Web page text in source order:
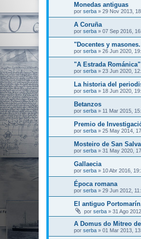
Monedas antiguas
por serba » 29 Nov 2013,
A Coruña
por serba » 07 Sep 2016,
"Docentes y
por serba » 26 Jun 2020,
"A Estrada Románica"
por serba » 23 Jun 2020,
La historia del
por serba » 18 Jun 2020,
Betanzos
por serba » 11 Mar 2015,
Premio de
por serba » 25 May 2014,
Mosteiro de San
por serba » 31 May 2020,
Gallaecia
por serba » 10 Abr 2016,
Época romana
por serba » 29 Jun 2012,
El antiguo
por serba » 31 Ago
A Domus do Mitreo
por serba » 01 Mar 2013,